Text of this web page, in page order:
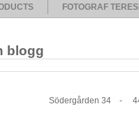
FOTOGRAF
blogg
34 - 449 41 Nol -